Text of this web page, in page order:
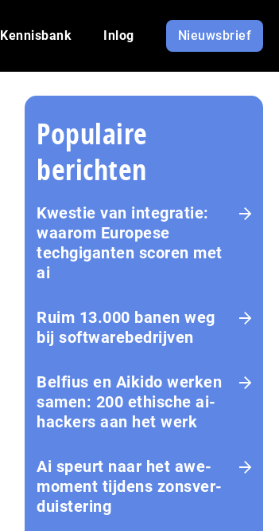
Kennisbank Inlog Nieuwsbrief
Populaire
berichten
Kwestie van integratie:
waarom Europese
techgiganten scoren met
ai
Ruim 13.000 banen weg
bij softwarebedrijven
Belfius en Aikido werken
samen: 200 ethische ai-
hackers aan het werk
Ai speurt naar het awe-
moment tijdens zons­ver­
duis­te­ring